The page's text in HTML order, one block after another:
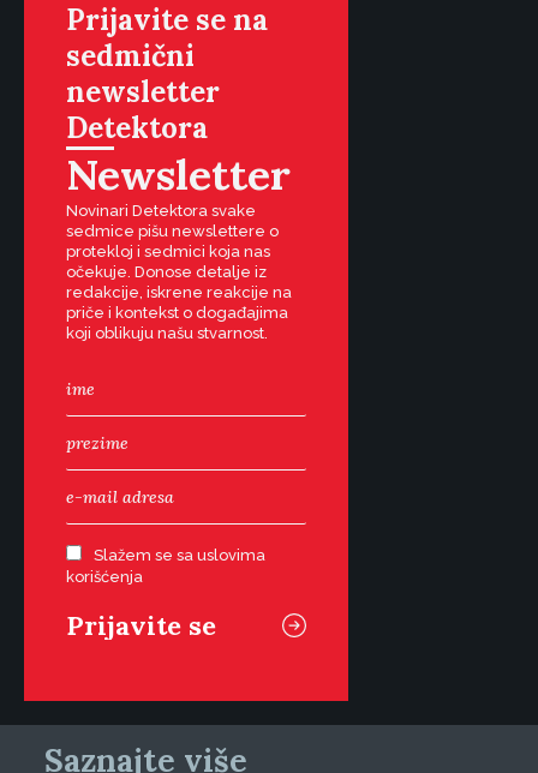
Prijavite se na
sedmični
newsletter
Detektora
Newsletter
Novinari Detektora svake
sedmice pišu newslettere o
protekloj i sedmici koja nas
očekuje. Donose detalje iz
redakcije, iskrene reakcije na
priče i kontekst o događajima
koji oblikuju našu stvarnost.
Slažem se sa uslovima
korišćenja
Saznajte više